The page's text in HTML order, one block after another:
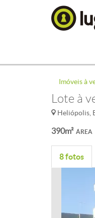
Imóveis à
Lote à
Heliópolis,
ÁREA
390m²
8 fotos